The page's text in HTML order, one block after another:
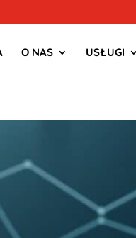
O NAS USŁUGI